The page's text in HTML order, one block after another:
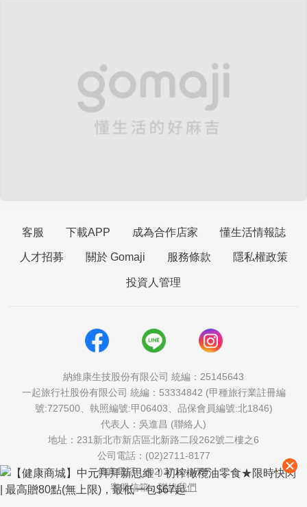
客服 下載APP 成為合作店家 懂生活情報誌
人才招募 關於 Gomaji 服務條款 隱私權政策
投資人管理
納維康生技股份有限公司 統編：25145643
一起旅行社股份有限公司 統編：53334842 (甲種旅行業註冊編
號:727500、執照編號:甲06403、品保會員編號:北1846)
代表人：吳進昌 (聯絡人)
地址：231新北市新店區北新路二段262號二樓之6
公司電話：(02)2711-8177
傳真電話：(02)2711-1757
客服信箱：聯絡我們